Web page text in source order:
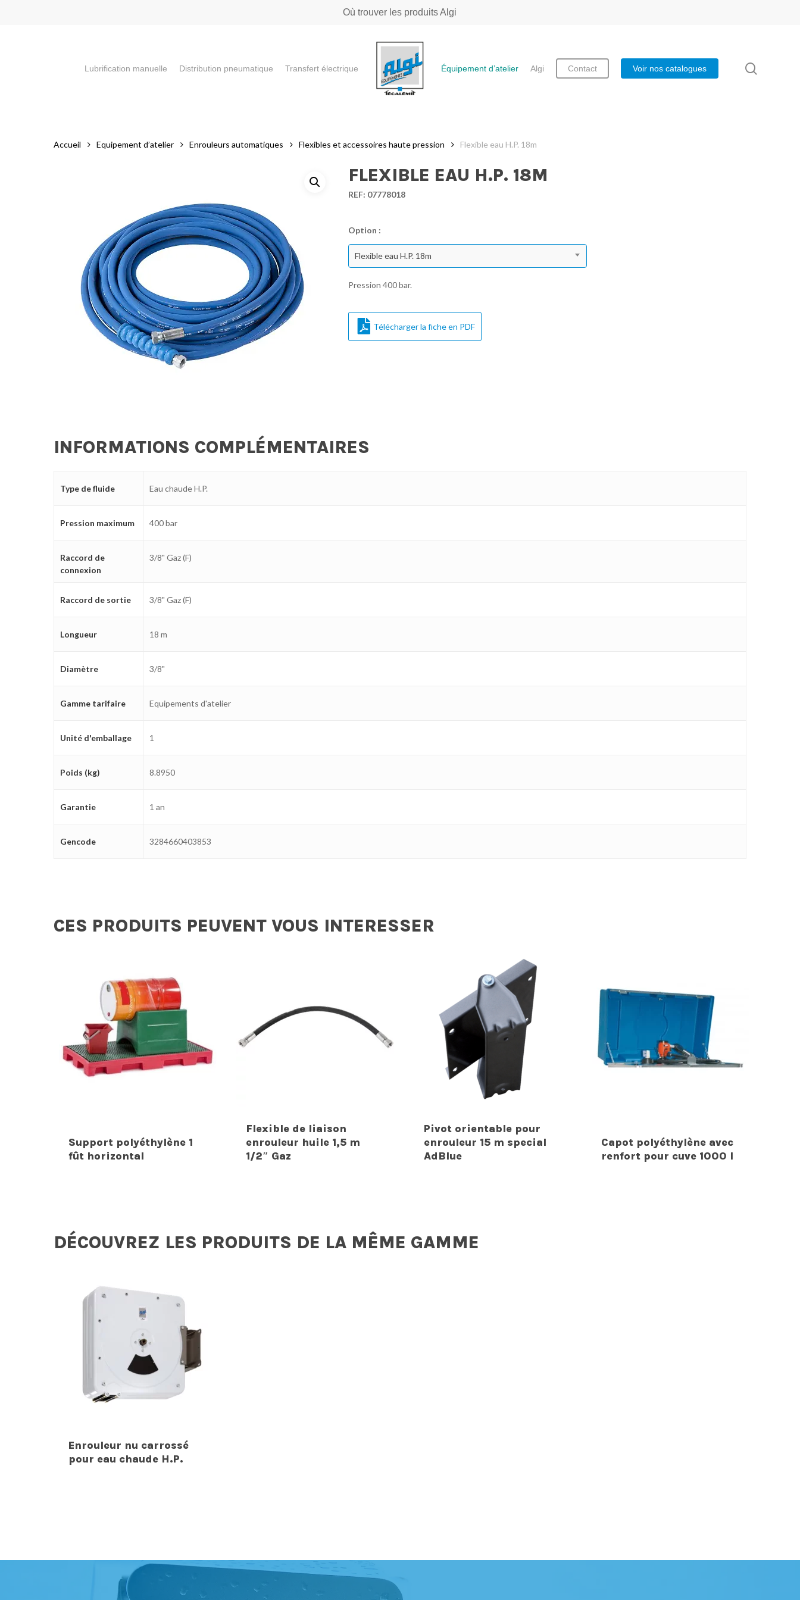
Où trouver les produits Algi
Lubrification manuelle Distribution pneumatique Transfert électrique Équipement d’atelier Algi Contact Voir nos catalogues
Accueil Equipement d’atelier Enrouleurs automatiques Flexibles et accessoires haute pression Flexible eau H.P. 18m
FLEXIBLE EAU H.P. 18M
REF: 07778018
Option :
Flexible eau H.P. 18m
Pression 400 bar.
Télécharger la fiche en PDF
INFORMATIONS COMPLÉMENTAIRES
Type de fluide Eau chaude H.P.
Pression maximum 400 bar
Raccord de
connexion
3/8" Gaz (F)
Raccord de sortie 3/8" Gaz (F)
Longueur 18 m
Diamètre 3/8"
Gamme tarifaire Equipements d'atelier
Unité d'emballage 1
Poids (kg) 8.8950
Garantie 1 an
Gencode 3284660403853
CES PRODUITS PEUVENT VOUS INTERESSER
Support polyéthylène 1
fût horizontal
Flexible de liaison
enrouleur huile 1,5 m
1/2″ Gaz
Pivot orientable pour
enrouleur 15 m special
AdBlue
Capot polyéthylène avec
renfort pour cuve 1000 l
DÉCOUVREZ LES PRODUITS DE LA MÊME GAMME
Enrouleur nu carrossé
pour eau chaude H.P.